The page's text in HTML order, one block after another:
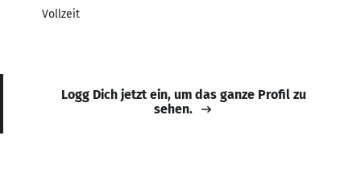
Vollzeit
Logg Dich jetzt ein, um das ganze Profil zu
sehen.